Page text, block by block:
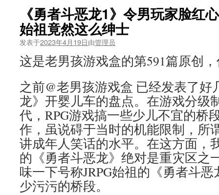
《勇者斗恶龙1》令男玩家脸红
始祖竟然这么绅士
发表于2023年4月19日由管理员
这是老男孩游戏盒的第591篇原创
之前@老男孩游戏盒 已经发表了好
龙》开婴儿车的盘点。在游戏分级
代，RPG游戏搞一些少儿不宜的桥
作，虽说碍于当时的机能限制，所
讲成年人笑话的水平。在这方面，
的《勇者斗恶龙》绝对是重灾区之
味一下号称JRPG始祖的《勇者斗
少污污的桥段。